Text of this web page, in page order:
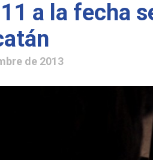
a la fecha
de 2013